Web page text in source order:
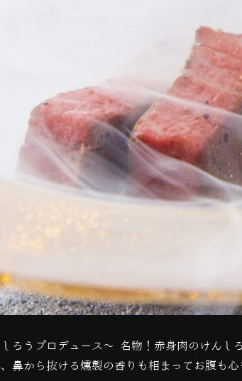
ろうプロデュース～ 名物！赤身肉のけんし
鼻から抜ける燻製の香りも相まってお腹も心